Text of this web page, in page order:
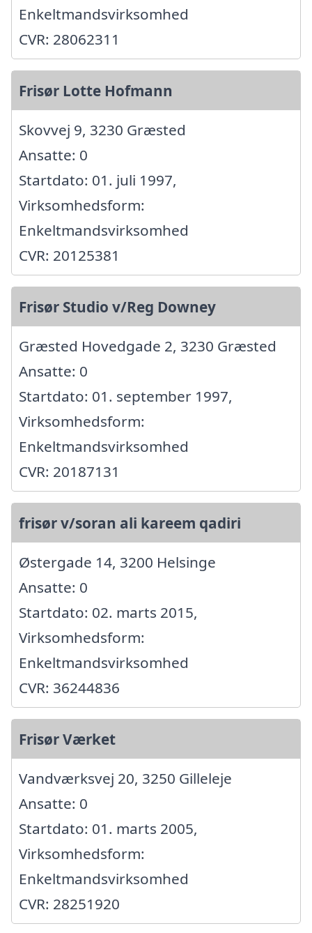
Enkeltmandsvirksomhed
CVR: 28062311
Frisør Lotte Hofmann
Skovvej 9, 3230 Græsted
Ansatte: 0
Startdato: 01. juli 1997,
Virksomhedsform:
Enkeltmandsvirksomhed
CVR: 20125381
Frisør Studio v/Reg Downey
Græsted Hovedgade 2, 3230 Græsted
Ansatte: 0
Startdato: 01. september 1997,
Virksomhedsform:
Enkeltmandsvirksomhed
CVR: 20187131
frisør v/soran ali kareem qadiri
Østergade 14, 3200 Helsinge
Ansatte: 0
Startdato: 02. marts 2015,
Virksomhedsform:
Enkeltmandsvirksomhed
CVR: 36244836
Frisør Værket
Vandværksvej 20, 3250 Gilleleje
Ansatte: 0
Startdato: 01. marts 2005,
Virksomhedsform:
Enkeltmandsvirksomhed
CVR: 28251920